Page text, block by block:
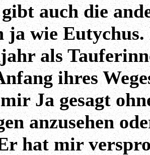
gibt auch die
ja wie
als
ihres
Ja gesagt
anzusehen
hat mir